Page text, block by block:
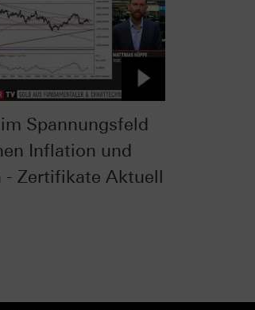
Spannungsfeld
Inflation und
- Zertifikate Aktuell